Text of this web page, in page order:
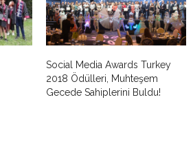
Social Media Awards Turkey
2018 Ödülleri, Muhteşem
Gecede Sahiplerini Buldu!